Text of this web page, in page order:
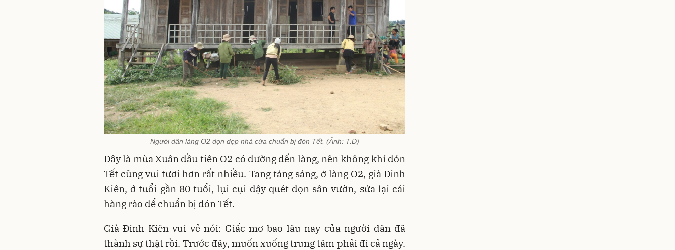
Người dân làng O2 dọn dẹp nhà cửa chuẩn bị đón Tết. (Ảnh: T.Đ)
Đây là mùa Xuân đầu tiên O2 có đường đến làng, nên không khí đón
Tết cũng vui tươi hơn rất nhiều. Tang tảng sáng, ở làng O2, già Đinh
Kiên, ở tuổi gần 80 tuổi, lụi cụi dậy quét dọn sân vườn, sửa lại cái
hàng rào để chuẩn bị đón Tết.
Già Đinh Kiên vui vẻ nói: Giấc mơ bao lâu nay của người dân đã
thành sự thật rồi. Trước đây, muốn xuống trung tâm phải đi cả ngày.